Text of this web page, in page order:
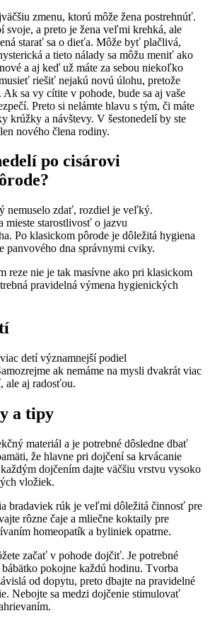
zmenu, ktorú môže žena postrehnúť.
svoje, a preto je žena veľmi krehká, ale
starať sa o dieťa. Môže byť plačlivá,
a tieto nálady sa môžu meniť ako
a aj keď už máte za sebou niekoľko
riešiť nejakú novú úlohu, pretože
sa vy cítite v pohode, bude sa aj vaše
Preto si nelámte hlavu s tým, či máte
krúžky a návštevy. V šestonedelí by ste
nového člena rodiny.
po cisárovi
nemuselo zdať, rozdiel je veľký.
mieste starostlivosť o jazvu
Po klasickom pôrode je dôležitá hygiena
panvového dna správnymi cviky.
reze nie je tak masívne ako pri klasickom
pravidelná výmena hygienických
detí významnejší podiel
ak nemáme na mysli dvakrát viac
ale aj radosťou.
a tipy
materiál a je potrebné dôsledne dbať
že hlavne pri dojčení sa krvácanie
dojčením dajte väčšiu vrstvu vysoko
vložiek.
bradaviek rúk je veľmi dôležitá činnosť pre
rôzne čaje a mliečne koktaily pre
homeopatík a byliniek opatrne.
začať v pohode dojčiť. Je potrebné
pokojne každú hodinu. Tvorba
od dopytu, preto dbajte na pravidelné
Nebojte sa medzi dojčenie stimulovať